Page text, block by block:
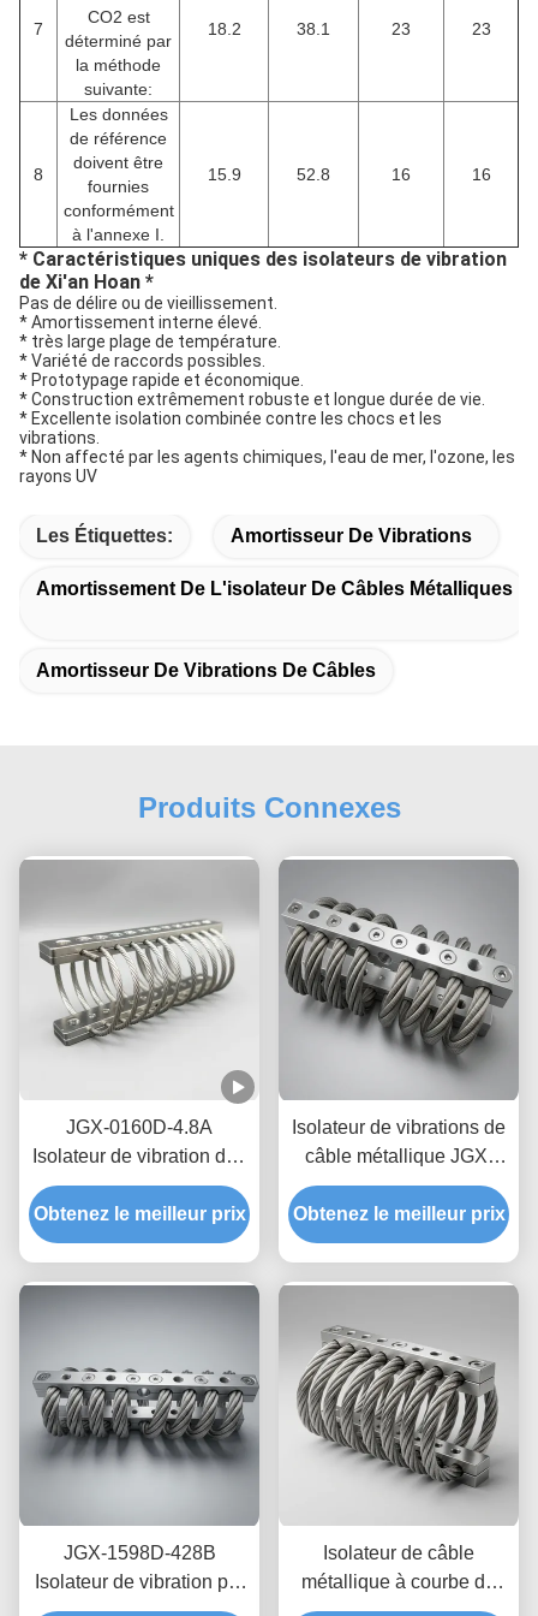
7
CO2 est
déterminé par
la méthode
suivante:
18.2 38.1 23 23
8
Les données
de référence
doivent être
fournies
conformément
à l'annexe I.
15.9 52.8 16 16
* Caractéristiques uniques des isolateurs de vibration
de Xi'an Hoan *
Pas de délire ou de vieillissement.
* Amortissement interne élevé.
* très large plage de température.
* Variété de raccords possibles.
* Prototypage rapide et économique.
* Construction extrêmement robuste et longue durée de vie.
* Excellente isolation combinée contre les chocs et les
vibrations.
* Non affecté par les agents chimiques, l'eau de mer, l'ozone, les
rayons UV
Les Étiquettes: Amortisseur De Vibrations
Amortissement De L'isolateur De Câbles Métalliques
Amortisseur De Vibrations De Câbles
Produits Connexes
JGX-0160D-4.8A
Isolateur de vibration des
câbles maritimes en mer,
montage de choc en acier
inoxydable sans
Obtenez le meilleur prix
Isolateur de vibrations de
câble métallique JGX-
1598D-428B,
amortissement par friction
sans huile, sans fluage,
Obtenez le meilleur prix
JGX-1598D-428B
Isolateur de vibration par
câble de fil de fer
Isolateur de câble
métallique à courbe de
rigidité Non linéaire,